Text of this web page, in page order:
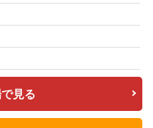
見る